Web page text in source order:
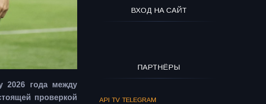
2026 года между
проверкой
ВХОД НА САЙТ
ПАРТНЁРЫ
API TV TELEGRAM